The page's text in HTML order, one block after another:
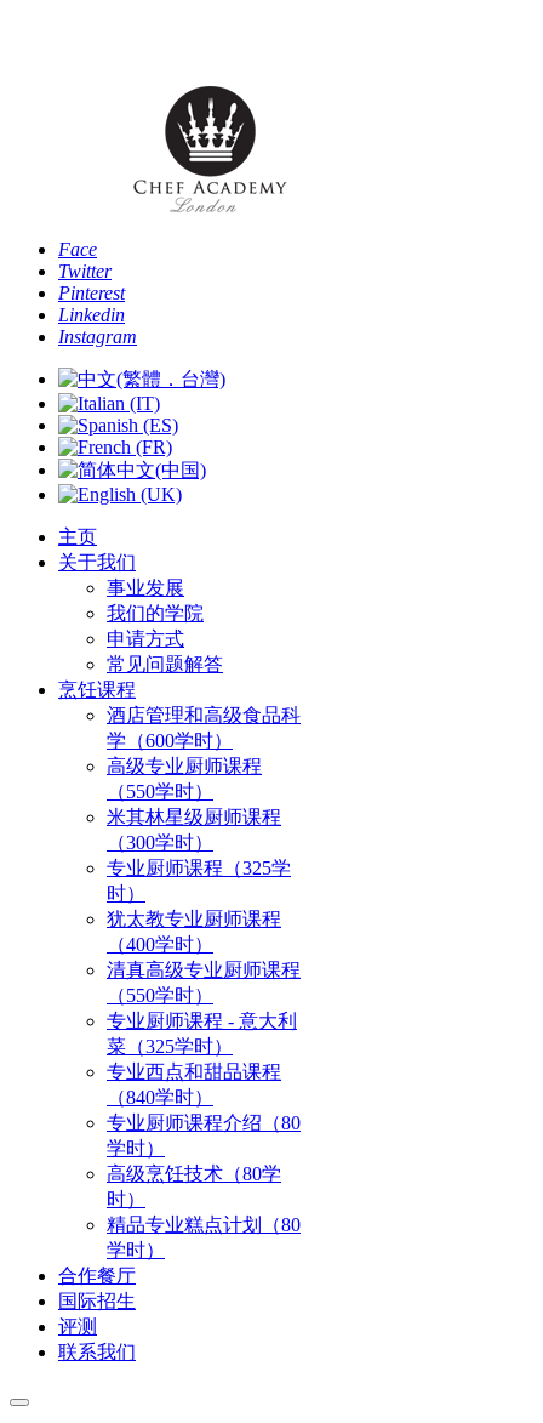
Face
Twitter
Pinterest
Linkedin
Instagram
主页
关于我们
事业发展
我们的学院
申请方式
常见问题解答
烹饪课程
酒店管理和高级食品科
学（600学时）
高级专业厨师课程
（550学时）
米其林星级厨师课程
（300学时）
专业厨师课程（325学
时）
犹太教专业厨师课程
（400学时）
清真高级专业厨师课程
（550学时）
专业厨师课程 - 意大利
菜（325学时）
专业西点和甜品课程
（840学时）
专业厨师课程介绍（80
学时）
高级烹饪技术（80学
时）
精品专业糕点计划（80
学时）
合作餐厅
国际招生
评测
联系我们